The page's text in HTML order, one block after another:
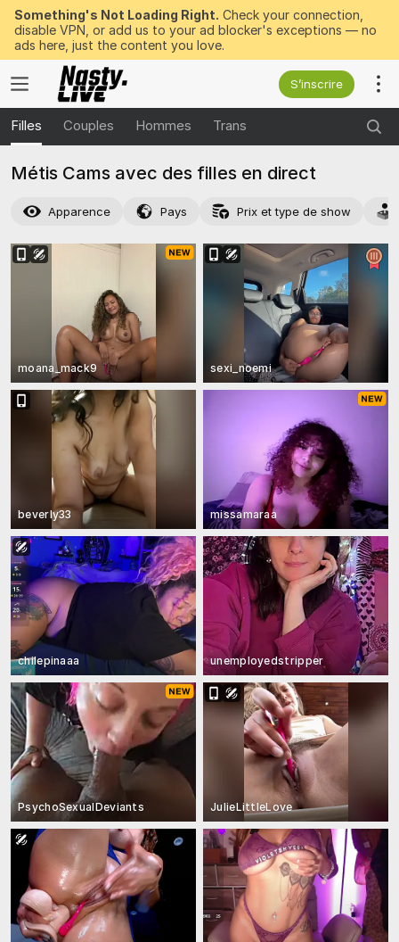
Something's Not Loading Right. Check your connection,
disable VPN, or add us to your ad blocker's exceptions — no
ads here, just the content you love.
S’inscrire
Filles Couples Hommes Trans
Métis Cams avec des filles en direct
Apparence Pays Prix et type de show
moana_mack9 sexi_noemi
beverly33 missamaraa
chilepinaaa unemployedstripper
PsychoSexualDeviants JulieLittleLove